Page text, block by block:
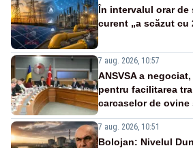
În intervalul orar de
curent „a scăzut cu
7 aug. 2026, 10:57
ANSVSA a
pentru facilitarea
carcaselor de ovine
7 aug. 2026, 10:51
Bolojan: Nivelul